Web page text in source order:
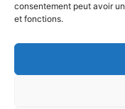
consentement peut avoir
et fonctions.
veillées gourmandes
Loindutumulte,